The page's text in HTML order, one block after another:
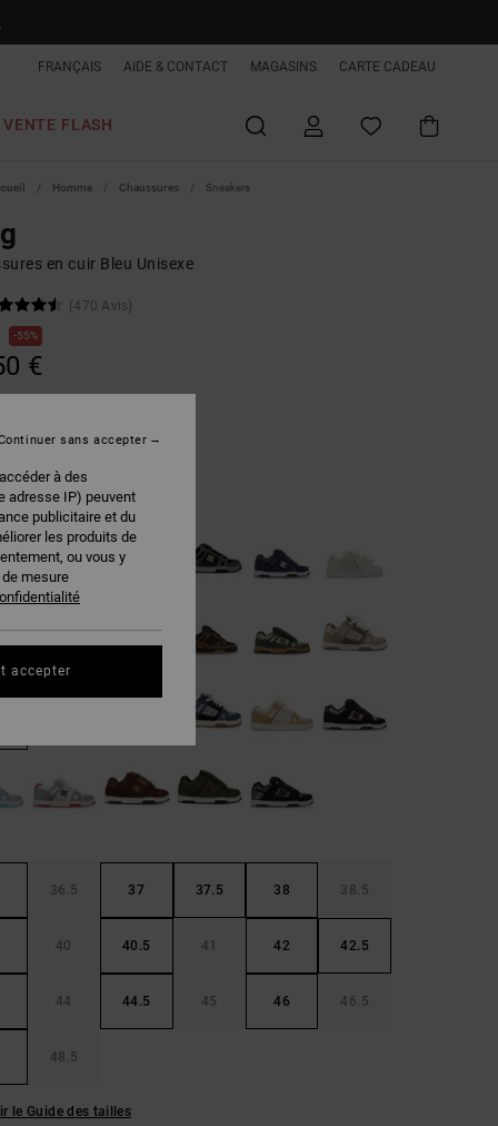
FRANÇAIS AIDE & CONTACT MAGASINS CARTE CADEAU
VENTE FLASH
Homme Chaussures Sneakers
en cuir Bleu Unisexe
(470 Avis)
55%
€
Blue/grey
36.5 37 37.5 38 38.5
40 40.5 41 42 42.5
44 44.5 45 46 46.5
48.5
le Guide des tailles
à des
adresse IP) peuvent
publicitaire et du
les produits de
ou vous y
mesure
sans accepter
accepter